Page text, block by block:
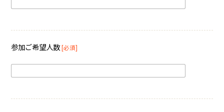
参加ご希望人数[必須]